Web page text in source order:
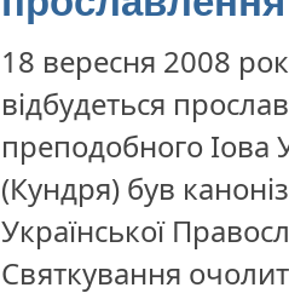
18 вересня 2008
відбудеться
преподобного Іова
(Кундря) був
Української
Святкування